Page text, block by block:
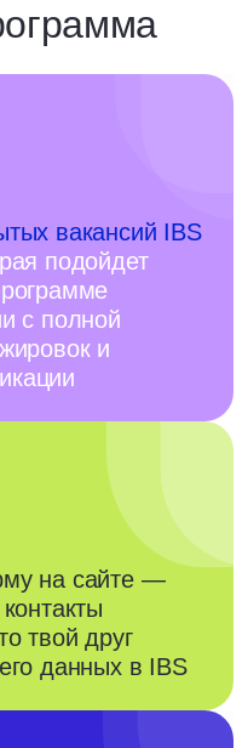
вакансий IBS
подойдет
с полной
и
на сайте —
твой друг
данных в IBS